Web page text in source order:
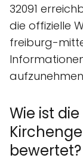
32091
die offizielle
freiburg-
Wie ist
bewertet?